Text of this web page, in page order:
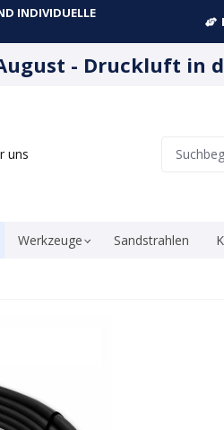
INDIVIDUELLE
- Druckluft in
uns
Werkzeuge Sandstrahlen